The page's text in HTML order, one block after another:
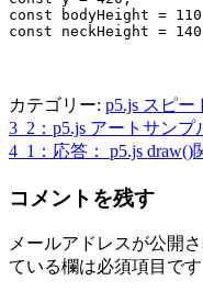
const bodyHeight =
カテゴリー: p5.js スピー
投
稿
ナ
ビ
ゲ
3_2：p5.js アートサンプ
4_1：応答： p5.js draw()
コメントを残す
メールアドレスが公開
ている欄は必須項目です